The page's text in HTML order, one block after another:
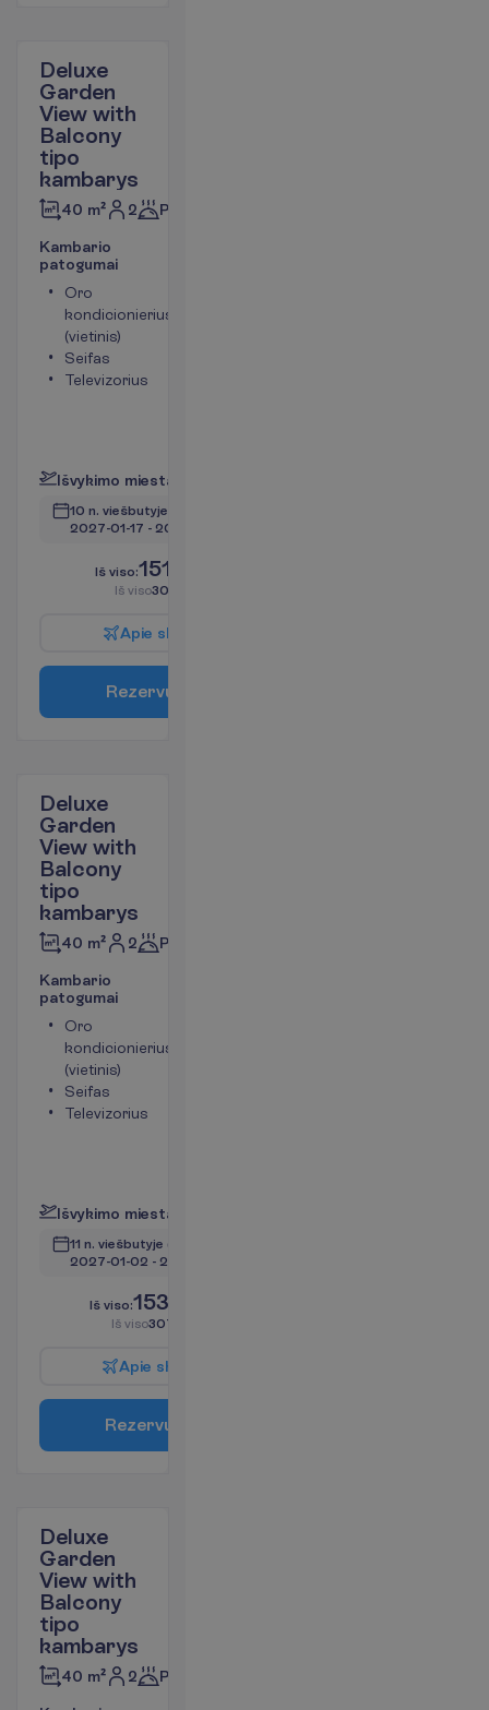
Deluxe
Garden
View with
Balcony
tipo
kambarys
40 m² 2 Pusryčiai
Kambario
patogumai
Oro
kondicionierius
(vietinis)
Seifas
Televizorius
Išvykimo miesta
10 n. viešbutyje
2027-01-17 - 2027-01-28
Iš viso:1515.00
Iš viso3030.00
Apie sk
Rezervu
Deluxe
Garden
View with
Balcony
tipo
kambarys
40 m² 2 Pusryčiai
Kambario
patogumai
Oro
kondicionierius
(vietinis)
Seifas
Televizorius
Išvykimo miesta
11 n. viešbutyje (13 n. iš viso)
2027-01-02 - 2027-01-14
Iš viso:1535.00
Iš viso3070.00
Apie sk
Rezervu
Deluxe
Garden
View with
Balcony
tipo
kambarys
40 m² 2 Pusryčiai